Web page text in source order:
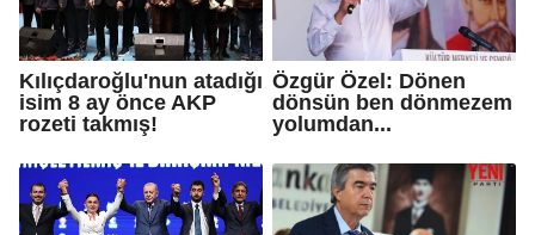
Kılıçdaroğlu'nun atadığı
isim 8 ay önce AKP
rozeti takmış!
Özgür Özel: Dönen
dönsün ben dönmezem
yolumdan...